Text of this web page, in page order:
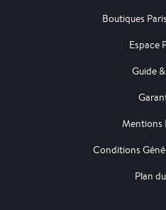
Boutiques
Espace
Guide
Mentions
Conditions
Plan